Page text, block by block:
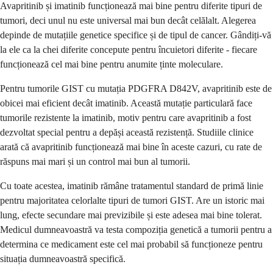
Avapritinib și imatinib funcționează mai bine pentru diferite tipuri de
tumori, deci unul nu este universal mai bun decât celălalt. Alegerea
depinde de mutațiile genetice specifice și de tipul de cancer. Gândiți-vă
la ele ca la chei diferite concepute pentru încuietori diferite - fiecare
funcționează cel mai bine pentru anumite ținte moleculare.
Pentru tumorile GIST cu mutația PDGFRA D842V, avapritinib este de
obicei mai eficient decât imatinib. Această mutație particulară face
tumorile rezistente la imatinib, motiv pentru care avapritinib a fost
dezvoltat special pentru a depăși această rezistență. Studiile clinice
arată că avapritinib funcționează mai bine în aceste cazuri, cu rate de
răspuns mai mari și un control mai bun al tumorii.
Cu toate acestea, imatinib rămâne tratamentul standard de primă linie
pentru majoritatea celorlalte tipuri de tumori GIST. Are un istoric mai
lung, efecte secundare mai previzibile și este adesea mai bine tolerat.
Medicul dumneavoastră va testa compoziția genetică a tumorii pentru a
determina ce medicament este cel mai probabil să funcționeze pentru
situația dumneavoastră specifică.